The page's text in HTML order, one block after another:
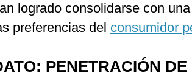
logrado consolidarse con
preferencias del consumidor
PENETRACIÓN